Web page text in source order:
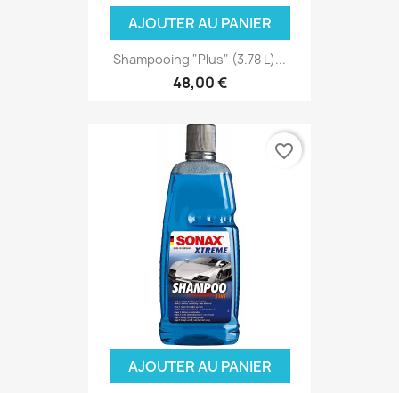
AJOUTER AU PANIER
Shampooing "Plus" (3.78 L)...
48,00 €
AJOUTER AU PANIER
favorite_border